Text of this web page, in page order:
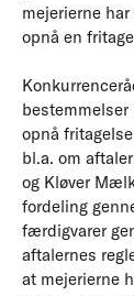
mejerierne
opnå en
opnå
bl.a. om
og Kløver
fordeling
færdigvarer
aftalernes
at mejerierne